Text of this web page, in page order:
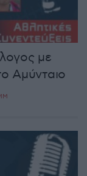
με
Αμύνταιο